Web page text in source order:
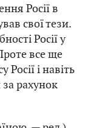
Росії в
свої тези.
Росії у
все ще
і навіть
за рахунок